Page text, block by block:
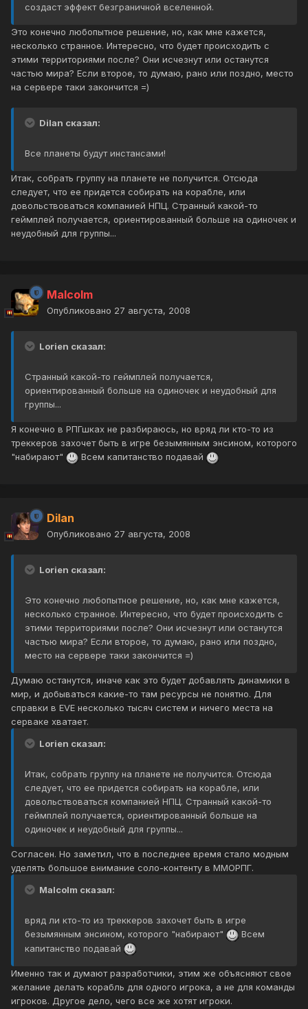
создаст эффект безграничной вселенной.
Это конечно любопытное решение, но, как мне кажется,
несколько странное. Интересно, что будет происходить с
этими территориями после? Они исчезнут или останутся
частью мира? Если второе, то думаю, рано или поздно, место
на сервере таки закончится =)
Dilan сказал:
Все планеты будут инстансами!
Итак, собрать группу на планете не получится. Отсюда
следует, что ее придется собирать на корабле, или
довольствоваться компанией НПЦ. Странный какой-то
геймплей получается, ориентированный больше на одиночек и
неудобный для группы...
Malcolm
Опубликовано 27 августа, 2008
Lorien сказал:
Странный какой-то геймплей получается,
ориентированный больше на одиночек и неудобный для
группы...
Я конечно в РПГшках не разбираюсь, но вряд ли кто-то из
треккеров захочет быть в игре безымянным энсином, которого
"набирают"
Всем капитанство подавай
Dilan
Опубликовано 27 августа, 2008
Lorien сказал:
Это конечно любопытное решение, но, как мне кажется,
несколько странное. Интересно, что будет происходить с
этими территориями после? Они исчезнут или останутся
частью мира? Если второе, то думаю, рано или поздно,
место на сервере таки закончится =)
Думаю останутся, иначе как это будет добавлять динамики в
мир, и добываться какие-то там ресурсы не понятно. Для
справки в EVE несколько тысяч систем и ничего места на
серваке хватает.
Lorien сказал:
Итак, собрать группу на планете не получится. Отсюда
следует, что ее придется собирать на корабле, или
довольствоваться компанией НПЦ. Странный какой-то
геймплей получается, ориентированный больше на
одиночек и неудобный для группы...
Согласен. Но заметил, что в последнее время стало модным
уделять большое внимание соло-контенту в ММОРПГ.
Malcolm сказал:
вряд ли кто-то из треккеров захочет быть в игре
безымянным энсином, которого "набирают"
Всем
капитанство подавай
Именно так и думают разработчики, этим же объясняют свое
желание делать корабль для одного игрока, а не для команды
игроков. Другое дело, чего все же хотят игроки.